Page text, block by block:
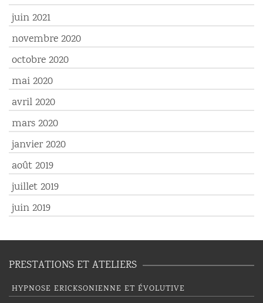
juin 2021
novembre 2020
octobre 2020
mai 2020
avril 2020
mars 2020
janvier 2020
août 2019
juillet 2019
juin 2019
PRESTATIONS ET ATELIERS
HYPNOSE ERICKSONIENNE ET ÉVOLUTIVE